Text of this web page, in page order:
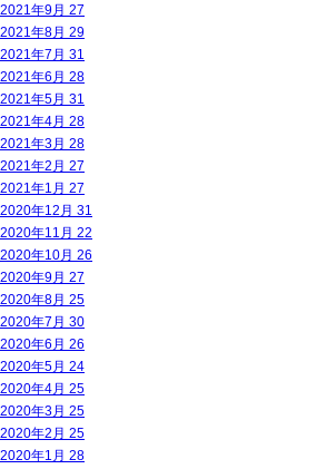
2021年9月 27
2021年8月 29
2021年7月 31
2021年6月 28
2021年5月 31
2021年4月 28
2021年3月 28
2021年2月 27
2021年1月 27
2020年12月 31
2020年11月 22
2020年10月 26
2020年9月 27
2020年8月 25
2020年7月 30
2020年6月 26
2020年5月 24
2020年4月 25
2020年3月 25
2020年2月 25
2020年1月 28